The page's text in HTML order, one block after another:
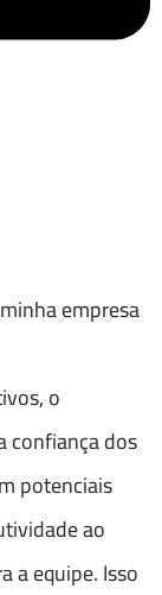
empresa
o
confiança dos
potenciais
ao
a equipe. Isso